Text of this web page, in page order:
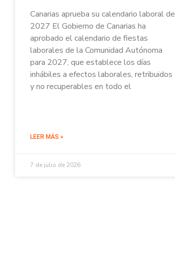
Canarias aprueba su calendario laboral de
2027 El Gobierno de Canarias ha
aprobado el calendario de fiestas
laborales de la Comunidad Autónoma
para 2027, que establece los días
inhábiles a efectos laborales, retribuidos
y no recuperables en todo el
LEER MÁS »
7 de julio de 2026